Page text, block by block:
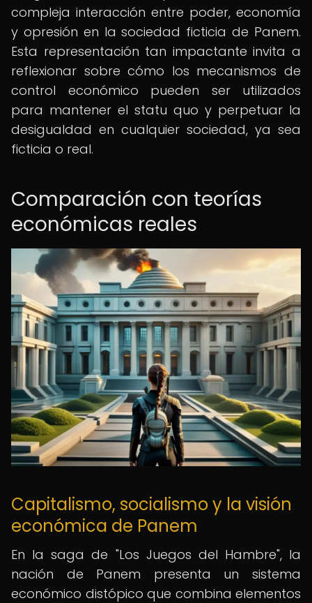
compleja interacción entre poder, economía
y opresión en la sociedad ficticia de Panem.
Esta representación tan impactante invita a
reflexionar sobre cómo los mecanismos de
control económico pueden ser utilizados
para mantener el statu quo y perpetuar la
desigualdad en cualquier sociedad, ya sea
ficticia o real.
Comparación con teorías
económicas reales
Capitalismo, socialismo y la visión
económica de Panem
En la saga de "Los Juegos del Hambre", la
nación de Panem presenta un sistema
económico distópico que combina elementos